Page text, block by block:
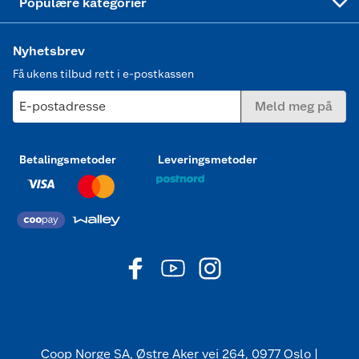
Nyhetsbrev
Få ukens tilbud rett i e-postkassen
E-postadresse Meld meg på
Betalingsmetoder Leveringsmetoder
Coop Norge SA, Østre Aker vei 264, 0977 Oslo |